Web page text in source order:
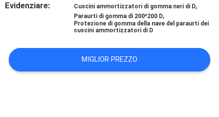
NOTIZIE
MAPPA
Evidenziare: Cuscini ammortizzatori di gomma neri di D,
Paraurti di gomma di 200*200 D,
Protezione di gomma della nave del paraurti dei
cuscini ammortizzatori di D
MIGLIOR PREZZO